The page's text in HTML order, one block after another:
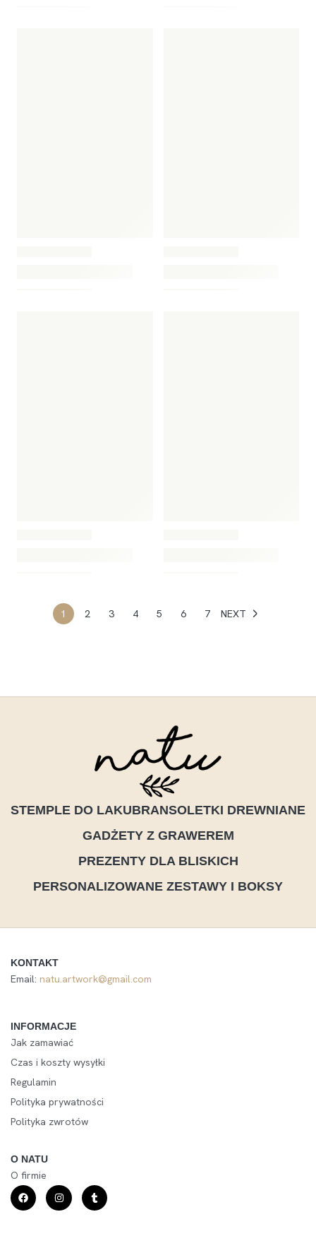
1 2 3 4 5 6 7 NEXT
STEMPLE DO LAKUBRANSOLETKI DREWNIANE
GADŻETY Z GRAWEREM
PREZENTY DLA BLISKICH
PERSONALIZOWANE ZESTAWY I BOKSY
KONTAKT
Email: natu.artwork@gmail.com
INFORMACJE
Jak zamawiać
Czas i koszty wysyłki
Regulamin
Polityka prywatności
Polityka zwrotów
O NATU
O firmie